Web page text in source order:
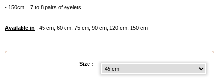
- 150cm = 7 to 8 pairs of eyelets
Available in : 45 cm, 60 cm, 75 cm, 90 cm, 120 cm, 150 cm
Size :